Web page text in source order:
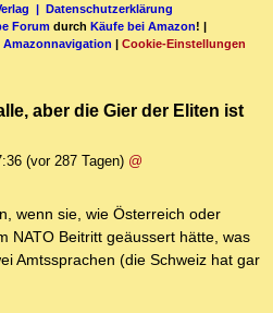
| Datenschutzerklärung
Forum durch Käufe bei Amazon! |
Amazonnavigation | Cookie-Einstellungen
aber die Gier der Eliten ist
(vor 287 Tagen) @
wenn sie, wie Österreich oder
NATO Beitritt geäussert hätte, was
Amtssprachen (die Schweiz hat gar